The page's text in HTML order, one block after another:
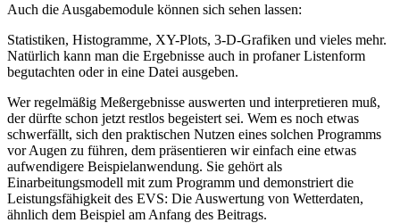
Auch die Ausgabemodule können sich sehen lassen:
Statistiken, Histogramme, XY-Plots, 3-D-Grafiken und vieles mehr.
Natürlich kann man die Ergebnisse auch in profaner Listenform
begutachten oder in eine Datei ausgeben.
Wer regelmäßig Meßergebnisse auswerten und interpretieren muß,
der dürfte schon jetzt restlos begeistert sei. Wem es noch etwas
schwerfällt, sich den praktischen Nutzen eines solchen Programms
vor Augen zu führen, dem präsentieren wir einfach eine etwas
aufwendigere Beispielanwendung. Sie gehört als
Einarbeitungsmodell mit zum Programm und demonstriert die
Leistungsfähigkeit des EVS: Die Auswertung von Wetterdaten,
ähnlich dem Beispiel am Anfang des Beitrags.